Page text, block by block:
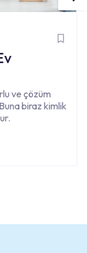
ve çözüm
biraz kimlik